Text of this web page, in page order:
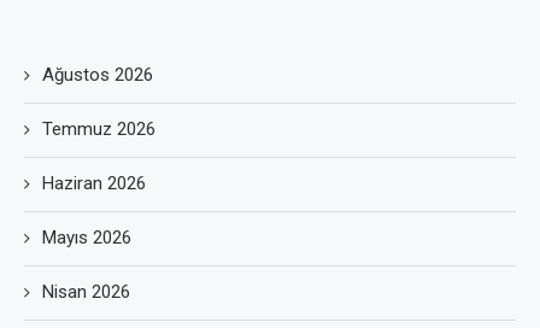
Ağustos 2026
Temmuz 2026
Haziran 2026
Mayıs 2026
Nisan 2026